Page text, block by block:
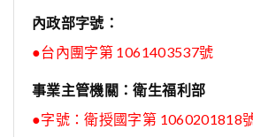
內政部字號：
●台內團字第 1061403537號
事業主管機關：衛生福利部
●字號：衛授國字第 1060201818